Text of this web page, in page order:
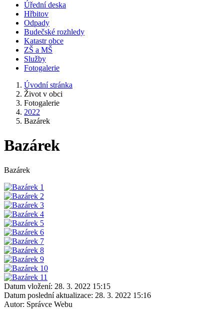
Úřední deska
Hřbitov
Odpady
Budečské rozhledy
Katastr obce
ZŠ a MŠ
Služby
Fotogalerie
Úvodní stránka
Život v obci
Fotogalerie
2022
Bazárek
Bazárek
Bazárek
Datum vložení: 28. 3. 2022 15:15
Datum poslední aktualizace: 28. 3. 2022 15:16
Autor: Správce Webu